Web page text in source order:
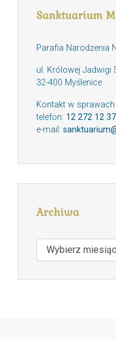
Sanktuarium
Parafia Narodzenia
ul. Królowej Jadwigi
32-400 Myślenice
Kontakt w sprawach
telefon: 12 272 12 37
e-mail:
Archiwa
Archiwa